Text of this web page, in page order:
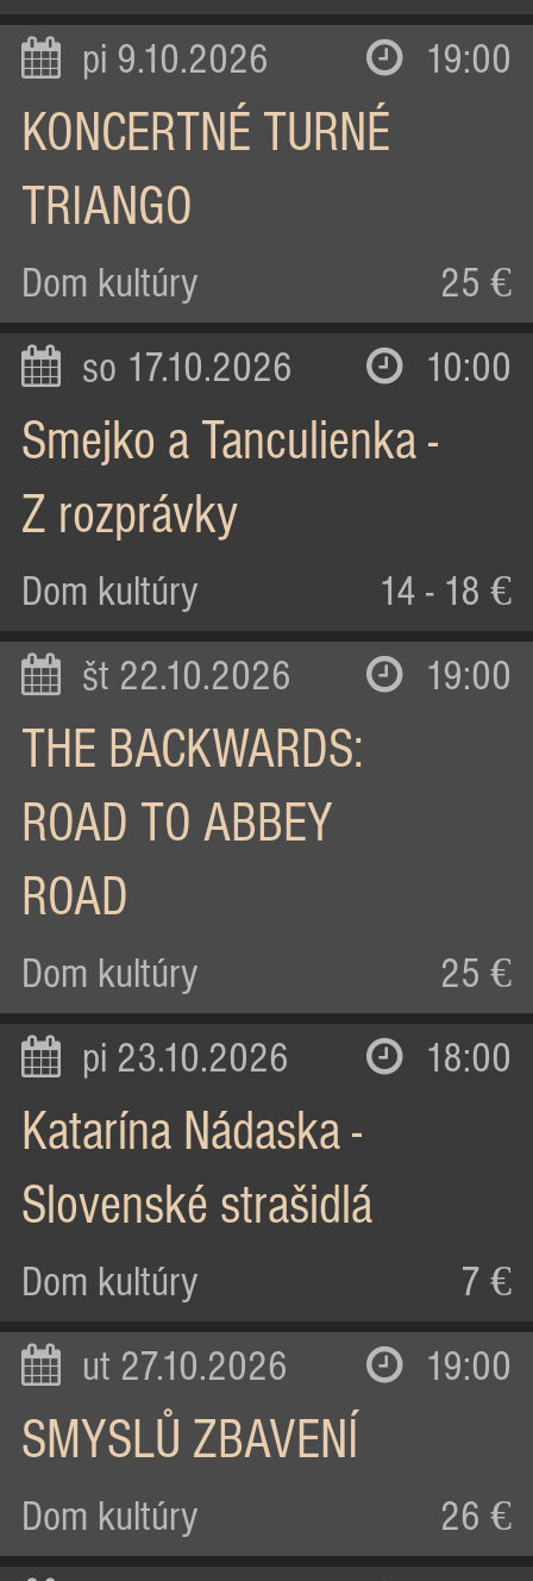
pi 9.10.2026 19:00
KONCERTNÉ TURNÉ
TRIANGO
Dom kultúry 25 €
so 17.10.2026 10:00
Smejko a Tanculienka -
Z rozprávky
Dom kultúry 14 - 18 €
št 22.10.2026 19:00
THE BACKWARDS:
ROAD TO ABBEY
ROAD
Dom kultúry 25 €
pi 23.10.2026 18:00
Katarína Nádaska -
Slovenské strašidlá
Dom kultúry 7 €
ut 27.10.2026 19:00
SMYSLŮ ZBAVENÍ
Dom kultúry 26 €